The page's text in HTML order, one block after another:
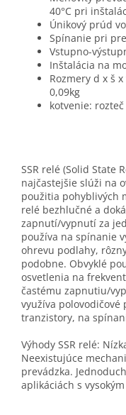
40°C pri
Únikový prúd
Spínanie pri
Vstupno-
Inštalácia na
Rozmery d x š
0,09kg
kotvenie:
SSR relé (Solid State
najčastejšie slúži na
použitia pohyblivých
relé bezhlučné a
zapnutí/vypnutí za
používa na spínanie
ohrevu podlahy,
podobne. Obvyklé
osvetlenia na
častému zapnutiu/
využíva
tranzistory, na
Výhody SSR relé:
Neexistujúce
prevádzka.
aplikáciách s